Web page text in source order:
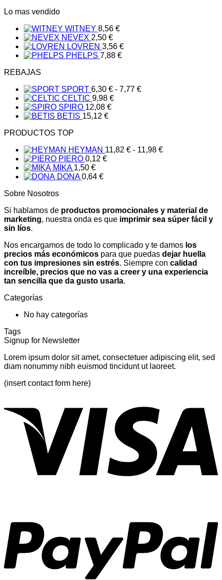
Lo mas vendido
WITNEY 8,56 €
NEVEX 2,50 €
LOVREN 3,56 €
PHELPS 7,88 €
REBAJAS
SPORT 6,30 € - 7,77 €Rango
CELTIC 9,98 €
SPIRO 12,08 €
BETIS 15,12 €
PRODUCTOS TOP
HEYMAN 11,82 € - 11,98 €Rango
PIERO 0,12 €
MIKA 1,50 €
DONA 0,64 €
Sobre Nosotros
Si hablamos de productos promocionales y material de
marketing, nuestra onda es que imprimir sea súper fácil y
sin líos.
Nos encargamos de todo lo complicado y te damos los
precios más económicos para que puedas dejar huella
con tus impresiones sin estrés. Siempre con calidad
increíble, precios que no vas a creer y una experiencia
tan sencilla que da gusto usarla.
Categorías
No hay categorías
Tags
Signup for Newsletter
Lorem ipsum dolor sit amet, consectetuer adipiscing elit, sed
diam nonummy nibh euismod tincidunt ut laoreet.
(insert contact form here)